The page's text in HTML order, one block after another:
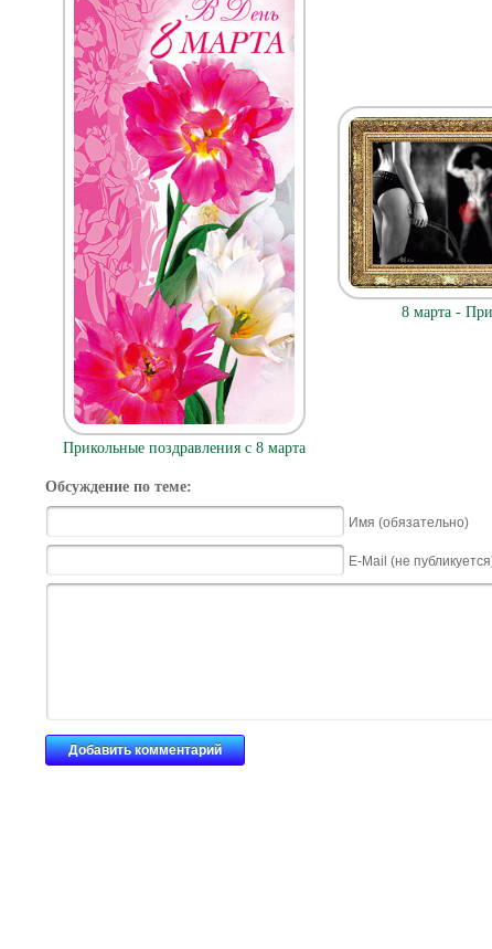
Прикольные поздравления с 8 марта
8 марта -
Обсуждение по теме:
Имя (обязательно)
E-Mail (не